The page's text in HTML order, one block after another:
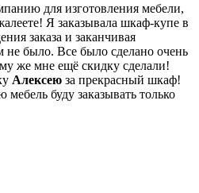
для изготовления мебели,
Я заказывала шкаф-купе в
заказа и заканчивая
было. Все было сделано очень
же мне ещё скидку сделали!
Алексею за прекрасный шкаф!
буду заказывать только